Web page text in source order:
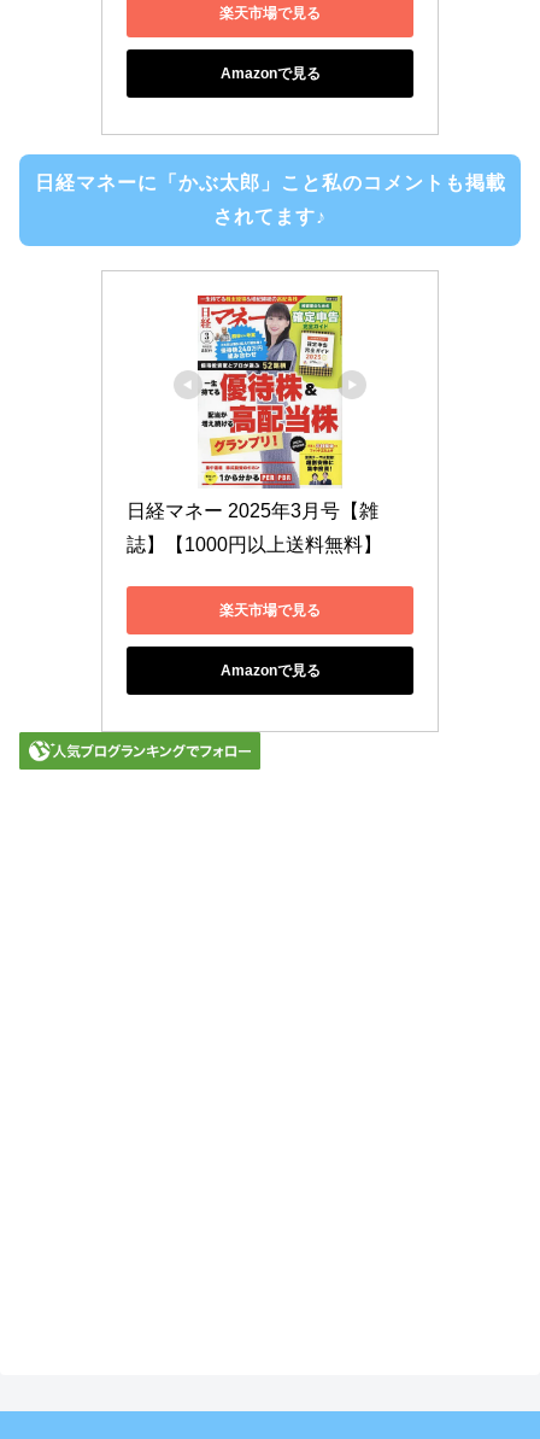
楽天市場で見る
Amazonで見る
日経マネーに「かぶ太郎」こと私のコメントも掲載
されてます♪
日経マネー 2025年3月号【雑
誌】【1000円以上送料無料】
楽天市場で見る
Amazonで見る